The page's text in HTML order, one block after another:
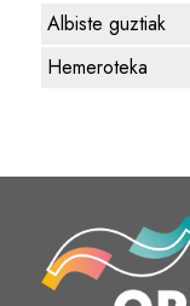
Albiste guztiak
Hemeroteka